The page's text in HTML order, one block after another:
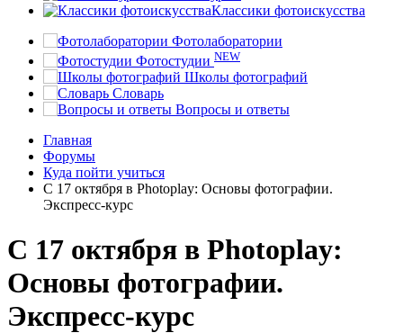
Классики фотоискусства
Фотолаборатории
Фотостудии NEW
Школы фотографий
Словарь
Вопросы и ответы
Главная
Форумы
Куда пойти учиться
С 17 октября в Photoplay: Основы фотографии.
Экспресс-курс
С 17 октября в Photoplay:
Основы фотографии.
Экспресс-курс